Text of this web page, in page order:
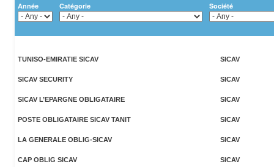
Année Catégorie Société
TUNISO-EMIRATIE SICAV SICAV
SICAV SECURITY SICAV
SICAV L’EPARGNE OBLIGATAIRE SICAV
POSTE OBLIGATAIRE SICAV TANIT SICAV
LA GENERALE OBLIG-SICAV SICAV
CAP OBLIG SICAV SICAV